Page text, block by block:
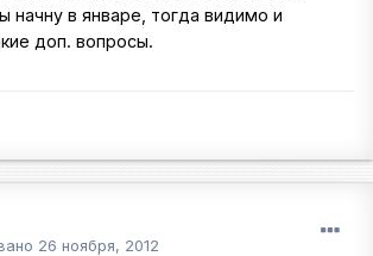
начну в январе, тогда видимо и
доп. вопросы.
26 ноября, 2012